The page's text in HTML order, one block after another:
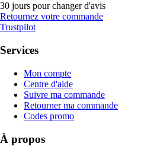
30 jours pour changer d'avis
Retournez votre commande
Trustpilot
Services
Mon compte
Centre d'aide
Suivre ma commande
Retourner ma commande
Codes promo
À propos